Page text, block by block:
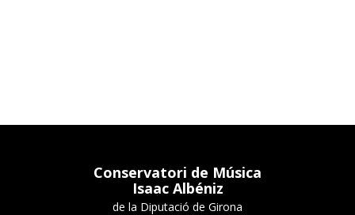
Conservatori de Música
Isaac Albéniz
de la Diputació de Girona